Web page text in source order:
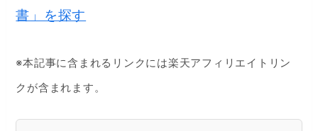
書」を探す
※本記事に含まれるリンクには楽天アフィリエイトリン
クが含まれます。